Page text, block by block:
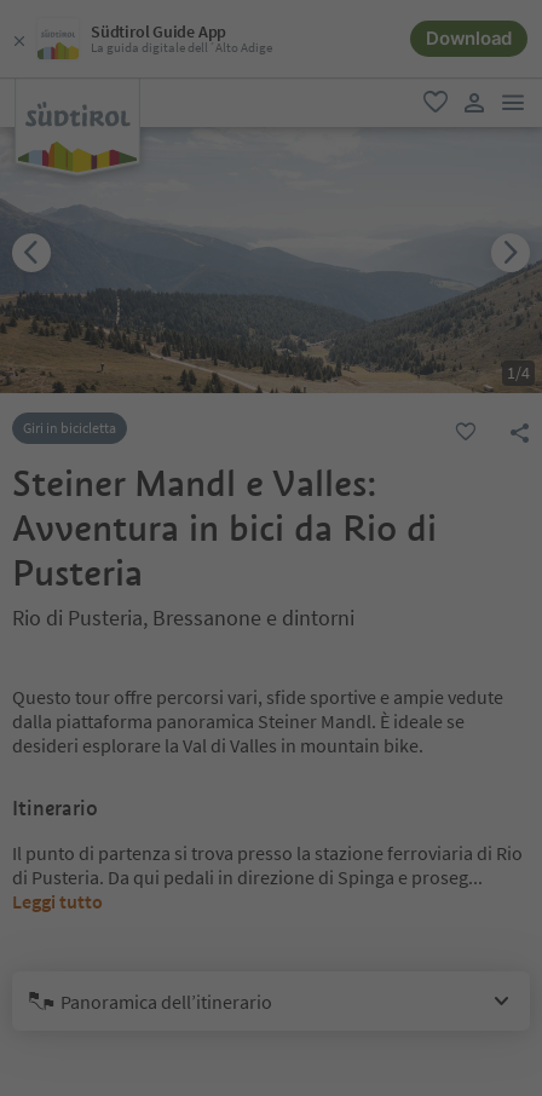
Südtirol Guide App
La guida digitale dell´Alto Adige Download
favoriti
user link
1/4
Giri in bicicletta
Steiner Mandl e Valles:
Avventura in bici da Rio di
Pusteria
Rio di Pusteria, Bressanone e dintorni
Questo tour offre percorsi vari, sfide sportive e ampie vedute
dalla piattaforma panoramica Steiner Mandl. È ideale se
desideri esplorare la Val di Valles in mountain bike.
Itinerario
Il punto di partenza si trova presso la stazione ferroviaria di Rio
di Pusteria. Da qui pedali in direzione di Spinga e proseg...
Leggi tutto
Panoramica dell’itinerario